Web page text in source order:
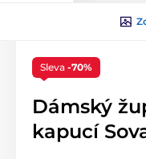
Sleva -70%
Dámský
kapucí